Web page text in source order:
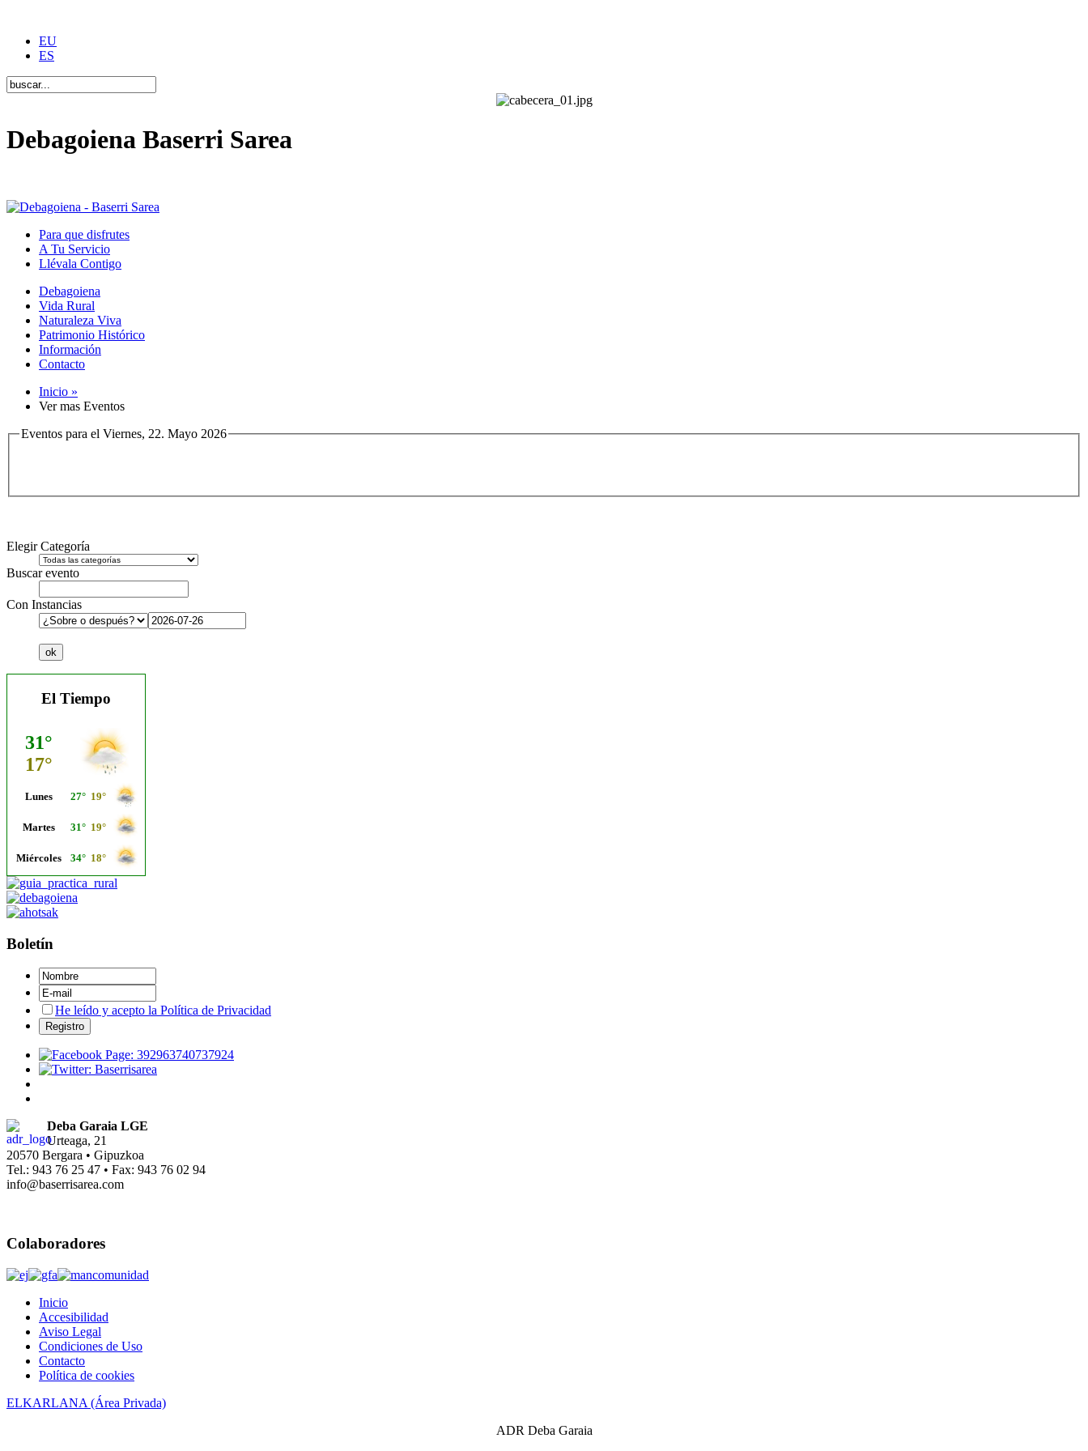
EU
ES
Debagoiena Baserri Sarea
Para que disfrutes
A Tu Servicio
Llévala Contigo
Debagoiena
Vida Rural
Naturaleza Viva
Patrimonio Histórico
Información
Contacto
Inicio »
Ver mas Eventos
Eventos para el Viernes, 22. Mayo 2026
Elegir Categoría
Buscar evento
Con Instancias
El Tiempo
Boletín
He leído y acepto la Política de Privacidad
Deba Garaia LGE
Urteaga, 21
20570 Bergara • Gipuzkoa
Tel.: 943 76 25 47 • Fax: 943 76 02 94
info@baserrisarea.com
Colaboradores
Inicio
Accesibilidad
Aviso Legal
Condiciones de Uso
Contacto
Política de cookies
ELKARLANA (Área Privada)
ADR Deba Garaia